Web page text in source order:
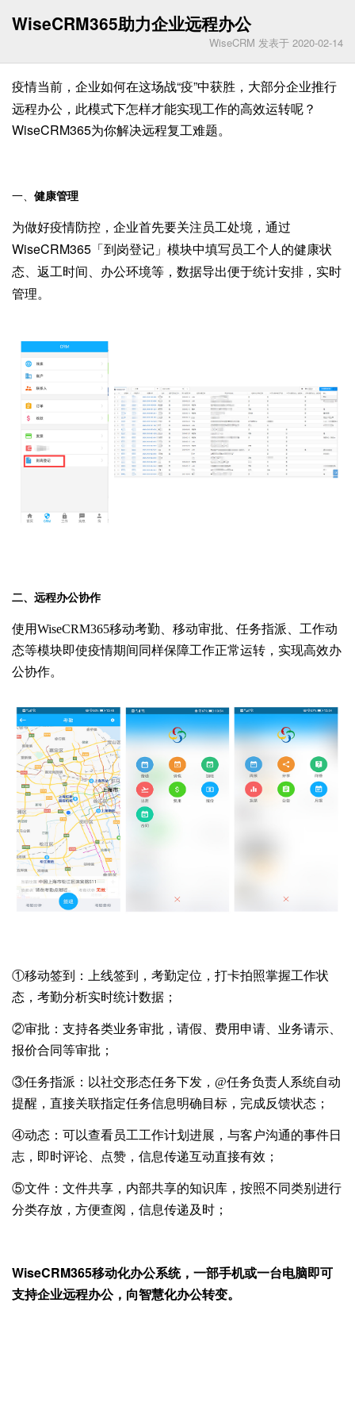
WiseCRM365助力企业远程办公
WiseCRM 发表于 2020-02-14
疫情当前，企业如何在这场战“疫”中获胜，大部分企业推行
远程办公，此模式下怎样才能实现工作的高效运转呢？
WiseCRM365为你解决远程复工难题。
一、 健康管理
为做好疫情防控，企业首先要关注员工处境，通过
WiseCRM365「到岗登记」 模块中填写员工个人的健康状
态、返工时间、办公环境等，数据导出便于统计安排，实时
管理。
二、远程办公协作
使用WiseCRM365移动考勤、移动审批、任务指派、工作动
态等模块即使疫情期间同样保障工作正常运转，实现高效办
公协作。
①移动签到：上线签到，考勤定位，打卡拍照掌握工作状
态，考勤分析实时统计数据；
②审批：支持各类业务审批，请假、费用申请、业务请示、
报价合同等审批；
③任务指派：以社交形态任务下发， @任务负责人系统自动
提醒，直接关联指定任务信息明确目标，完成反馈状态；
④动态：可以查看员工工作计划进展，与客户沟通的事件日
志，即时评论、点赞，信息传递互动直接有效；
⑤文件：文件共享，内部共享的知识库，按照不同类别进行
分类存放，方便查阅，信息传递及时；
WiseCRM365移动化办公系统，一部手机或一台电脑即可
支持企业远程办公，向智慧化办公转变。